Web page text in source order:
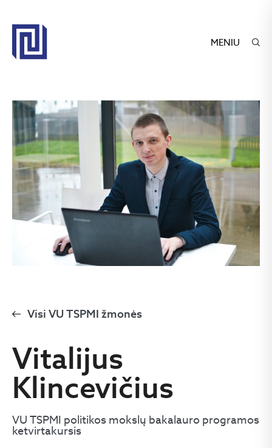
MENIU
Visi VU TSPMI žmonės
Vitalijus
Klincevičius
VU TSPMI politikos mokslų bakalauro programos
ketvirtakursis